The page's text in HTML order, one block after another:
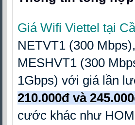
Giá Wifi Viettel tại
NETVT1 (300
MESHVT1 (300
1Gbps) với giá lần
210.000đ và
cước khác như